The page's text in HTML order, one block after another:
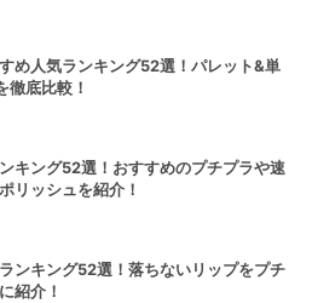
め人気ランキング52選！パレット&単
徹底比較！
キング52選！おすすめのプチプラや速
リッシュを紹介！
ンキング52選！落ちないリップをプチ
紹介！